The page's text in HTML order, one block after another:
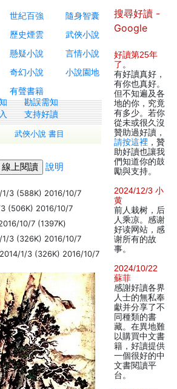
世紀百強
隨身智囊
歷史煙雲
武俠小說
懸疑小說
言情小說
奇幻小說
小說園地
有聲書籍
勘誤需知
支持好讀
武俠小說 書目
說明
1/3 (588K) 2016/10/7
(506K) 2016/10/7
10/7 (1397K)
1/3 (326K) 2016/10/7
2014/1/3 (326K) 2016/10/7
搜尋好讀 -
Google
好讀第25年
了 。
有好讀真好，
有你也真好。
但不知遍及各
地的你，究竟
有多少。若你
從未或很久沒
贊助過好讀，
請按這裡 ，贊
助好讀也讓我
們知道你的鼓
勵與支持。
2024/12/3 小
黄
前人栽树，后
人乘凉。感谢
好读网站，感
谢所有的故
事。
2024/10/22
蘇菲
感謝好讀各界
人士的無私奉
獻并分享了不
同種類的書
藏。在異地難
以購買中文書
籍，好讀提供
一個很好的中
文書閱讀平
台。